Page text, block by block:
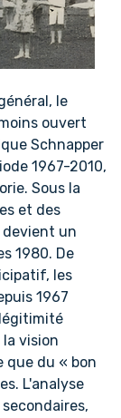
le
ouvert
Schnapper
1967-2010,
Sous la
et des
devient un
1980. De
les
1967
vision
que du « bon
L'analyse